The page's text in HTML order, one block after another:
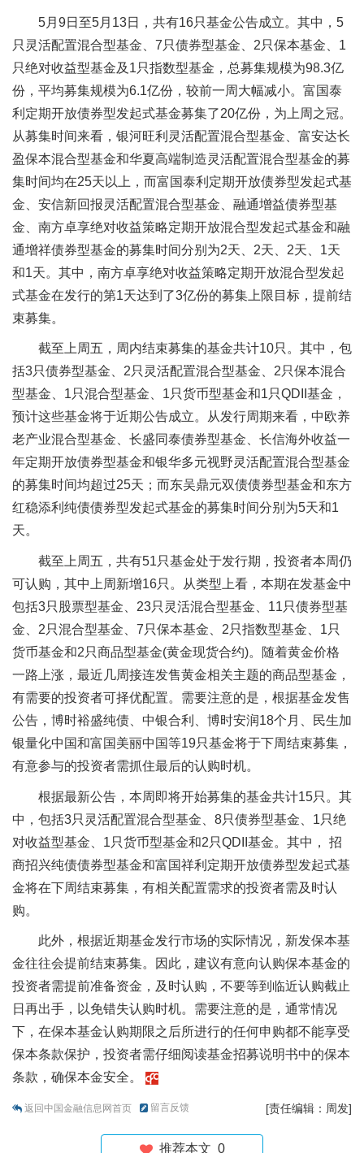
5月9日至5月13日，共有16只基金公告成立。其中，5
只灵活配置混合型基金、7只债券型基金、2只保本基金、1
只绝对收益型基金及1只指数型基金，总募集规模为98.3亿
份，平均募集规模为6.1亿份，较前一周大幅减小。富国泰
利定期开放债券型发起式基金募集了20亿份，为上周之冠。
从募集时间来看，银河旺利灵活配置混合型基金、富安达长
盈保本混合型基金和华夏高端制造灵活配置混合型基金的募
集时间均在25天以上，而富国泰利定期开放债券型发起式基
金、安信新回报灵活配置混合型基金、融通增益债券型基
金、南方卓享绝对收益策略定期开放混合型发起式基金和融
通增祥债券型基金的募集时间分别为2天、2天、2天、1天
和1天。其中，南方卓享绝对收益策略定期开放混合型发起
式基金在发行的第1天达到了3亿份的募集上限目标，提前结
束募集。
截至上周五，周内结束募集的基金共计10只。其中，包
括3只债券型基金、2只灵活配置混合型基金、2只保本混合
型基金、1只混合型基金、1只货币型基金和1只QDII基金，
预计这些基金将于近期公告成立。从发行周期来看，中欧养
老产业混合型基金、长盛同泰债券型基金、长信海外收益一
年定期开放债券型基金和银华多元视野灵活配置混合型基金
的募集时间均超过25天；而东吴鼎元双债债券型基金和东方
红稳添利纯债债券型发起式基金的募集时间分别为5天和1
天。
截至上周五，共有51只基金处于发行期，投资者本周仍
可认购，其中上周新增16只。从类型上看，本期在发基金中
包括3只股票型基金、23只灵活混合型基金、11只债券型基
金、2只混合型基金、7只保本基金、2只指数型基金、1只
货币基金和2只商品型基金(黄金现货合约)。随着黄金价格
一路上涨，最近几周接连发售黄金相关主题的商品型基金，
有需要的投资者可择优配置。需要注意的是，根据基金发售
公告，博时裕盛纯债、中银合利、博时安润18个月、民生加
银量化中国和富国美丽中国等19只基金将于下周结束募集，
有意参与的投资者需抓住最后的认购时机。
根据最新公告，本周即将开始募集的基金共计15只。其
中，包括3只灵活配置混合型基金、8只债券型基金、1只绝
对收益型基金、1只货币型基金和2只QDII基金。其中， 招
商招兴纯债债券型基金和富国祥利定期开放债券型发起式基
金将在下周结束募集，有相关配置需求的投资者需及时认
购。
此外，根据近期基金发行市场的实际情况，新发保本基
金往往会提前结束募集。因此，建议有意向认购保本基金的
投资者需提前准备资金，及时认购，不要等到临近认购截止
日再出手，以免错失认购时机。需要注意的是，通常情况
下，在保本基金认购期限之后所进行的任何申购都不能享受
保本条款保护，投资者需仔细阅读基金招募说明书中的保本
条款，确保本金安全。
返回中国金融信息网首页 留言反馈 [责任编辑：周发]
推荐本文 0